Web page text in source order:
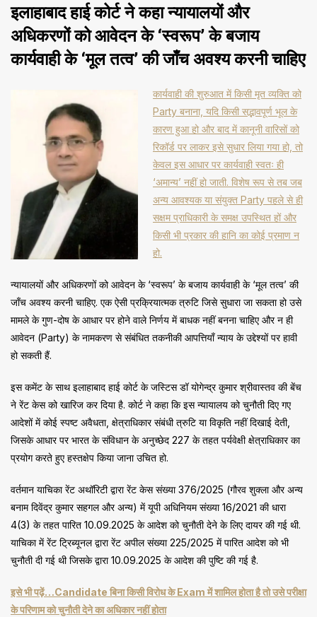
इलाहाबाद हाई कोर्ट ने कहा न्यायालयों और
अधिकरणों को आवेदन के ‘स्वरूप’ के बजाय
कार्यवाही के ‘मूल तत्व’ की जाँच अवश्य करनी चाहिए
कार्यवाही की शुरुआत में किसी मृत व्यक्ति को
Party बनाना, यदि किसी सद्भावपूर्ण भूल के
कारण हुआ हो और बाद में कानूनी वारिसों को
रिकॉर्ड पर लाकर इसे सुधार लिया गया हो, तो
केवल इस आधार पर कार्यवाही स्वतः ही
‘अमान्य’ नहीं हो जाती. विशेष रूप से तब जब
अन्य आवश्यक या संयुक्त Party पहले से ही
सक्षम प्राधिकारी के समक्ष उपस्थित हों और
किसी भी प्रकार की हानि का कोई प्रमाण न
हो.
न्यायालयों और अधिकरणों को आवेदन के ‘स्वरूप’ के बजाय कार्यवाही के ‘मूल तत्व’ की
जाँच अवश्य करनी चाहिए. एक ऐसी प्रक्रियात्मक त्रुटि जिसे सुधारा जा सकता हो उसे
मामले के गुण-दोष के आधार पर होने वाले निर्णय में बाधक नहीं बनना चाहिए और न ही
आवेदन (Party) के नामकरण से संबंधित तकनीकी आपत्तियाँ न्याय के उद्देश्यों पर हावी
हो सकती हैं.
इस कमेंट के साथ इलाहाबाद हाई कोर्ट के जस्टिस डॉ योगेन्द्र कुमार श्रीवास्तव की बेंच
ने रेंट केस को खारिज कर दिया है. कोर्ट ने कहा कि इस न्यायालय को चुनौती दिए गए
आदेशों में कोई स्पष्ट अवैधता, क्षेत्राधिकार संबंधी त्रुटि या विकृति नहीं दिखाई देती,
जिसके आधार पर भारत के संविधान के अनुच्छेद 227 के तहत पर्यवेक्षी क्षेत्राधिकार का
प्रयोग करते हुए हस्तक्षेप किया जाना उचित हो.
वर्तमान याचिका रेंट अथॉरिटी द्वारा रेंट केस संख्या 376/2025 (गौरव शुक्ला और अन्य
बनाम दिवेंद्र कुमार सहगल और अन्य) में यूपी अधिनियम संख्या 16/2021 की धारा
4(3) के तहत पारित 10.09.2025 के आदेश को चुनौती देने के लिए दायर की गई थी.
याचिका में रेंट ट्रिब्यूनल द्वारा रेंट अपील संख्या 225/2025 में पारित आदेश को भी
चुनौती दी गई थी जिसके द्वारा 10.09.2025 के आदेश की पुष्टि की गई है.
इसे भी पढ़ें…Candidate बिना किसी विरोध के Exam में शामिल होता है तो उसे परीक्षा
के परिणाम को चुनौती देने का अधिकार नहीं होता